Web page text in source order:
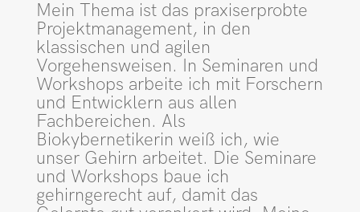
Mein Thema ist das praxiserprobte
Projektmanagement, in den
klassischen und agilen
Vorgehensweisen. In Seminaren und
Workshops arbeite ich mit Forschern
und Entwicklern aus allen
Fachbereichen. Als
Biokybernetikerin weiß ich, wie
unser Gehirn arbeitet. Die Seminare
und Workshops baue ich
gehirngerecht auf, damit das